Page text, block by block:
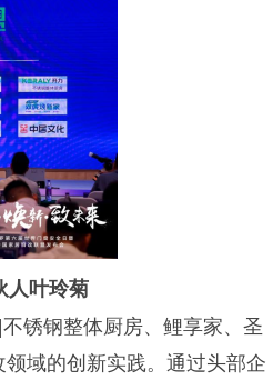
人叶玲菊
锈钢整体厨房、鲤享家、圣
域的创新实践。通过头部企